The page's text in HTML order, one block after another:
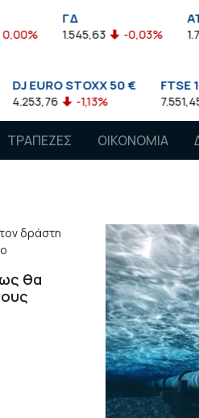
1.545,63 -0,03% 1.778,33
STOXX 50 €
-1,13%
FTSE 100
7.551,45 -
ΤΡΑΠΕΖΕΣ ΟΙΚΟΝΟΜΙΑ
θα